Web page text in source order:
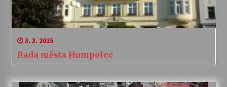
3. 3. 2015
Rada města Humpolec